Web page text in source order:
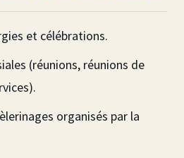
et célébrations.
(réunions, réunions de
organisés par la